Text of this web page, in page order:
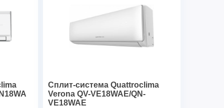
Вт
1645
7,15
А
6,71
542/664/819
Сплит-система Quattroclima
Verona QV-VE18WAE/QN-
VE18WAE